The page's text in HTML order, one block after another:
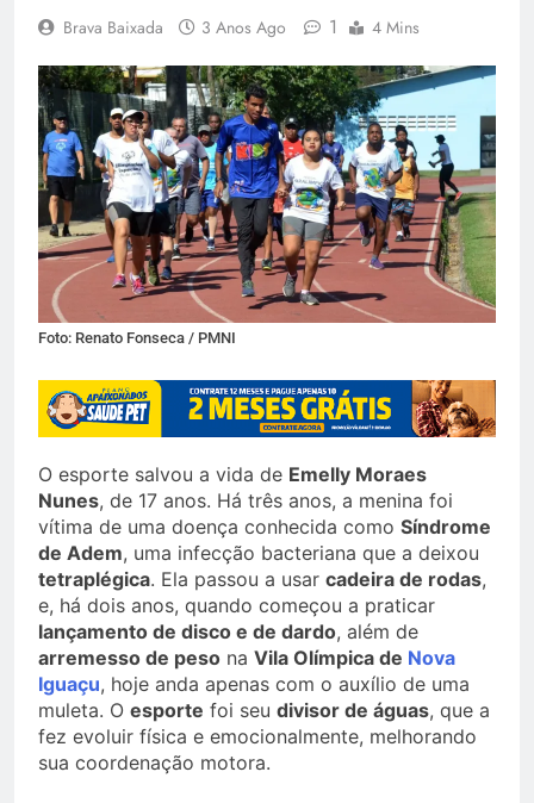
Brava Baixada 3 Anos Ago 1 4 Mins
Foto: Renato Fonseca / PMNI
O esporte salvou a vida de Emelly Moraes
Nunes, de 17 anos. Há três anos, a menina foi
vítima de uma doença conhecida como Síndrome
de Adem, uma infecção bacteriana que a deixou
tetraplégica. Ela passou a usar cadeira de rodas,
e, há dois anos, quando começou a praticar
lançamento de disco e de dardo, além de
arremesso de peso na Vila Olímpica de Nova
Iguaçu, hoje anda apenas com o auxílio de uma
muleta. O esporte foi seu divisor de águas, que a
fez evoluir física e emocionalmente, melhorando
sua coordenação motora.